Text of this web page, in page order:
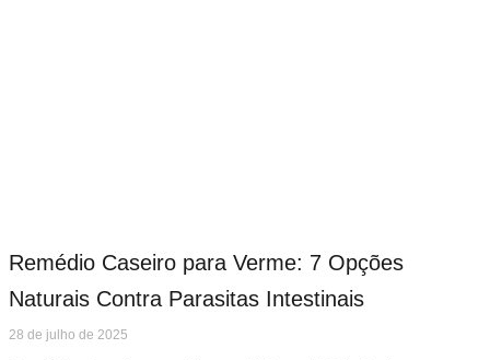
Remédio Caseiro para Verme: 7 Opções
Naturais Contra Parasitas Intestinais
28 de julho de 2025